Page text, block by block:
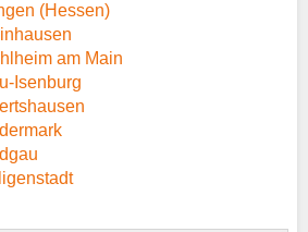
(Hessen)
am Main
Isenburg